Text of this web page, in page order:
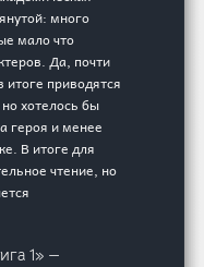
много
мало что
Да, почти
приводятся
хотелось бы
героя и менее
В итоге для
чтение, но
1» —